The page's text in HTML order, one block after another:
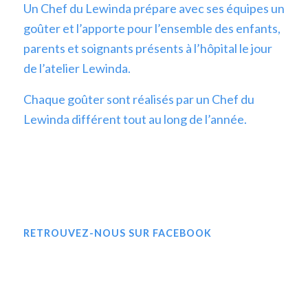
Un Chef du Lewinda prépare avec ses équipes un
goûter et l’apporte pour l’ensemble des enfants,
parents et soignants présents à l’hôpital le jour
de l’atelier Lewinda.
Chaque goûter sont réalisés par un Chef du
Lewinda différent tout au long de l’année.
RETROUVEZ-NOUS SUR FACEBOOK